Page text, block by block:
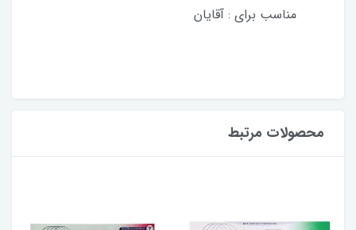
مناسب برای : آقایان
محصولات مرتبط